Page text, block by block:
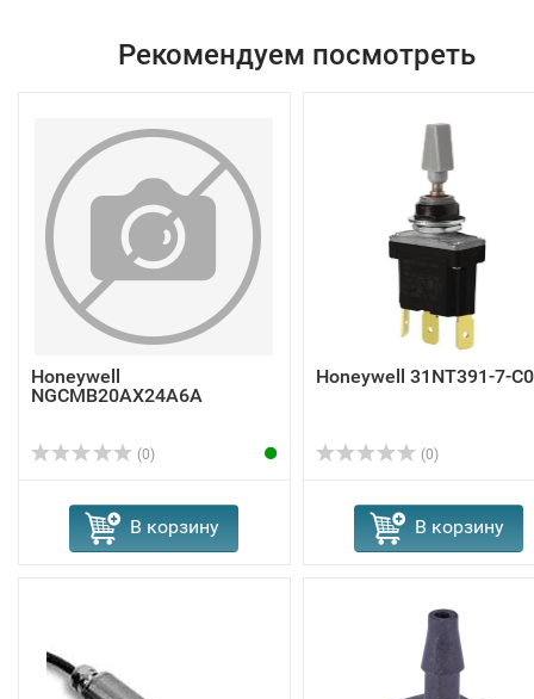
Рекомендуем посмотреть
Honeywell
NGCMB20AX24A6A
(0)
В корзину
Honeywell 31NT391-7-
(0)
В корзину